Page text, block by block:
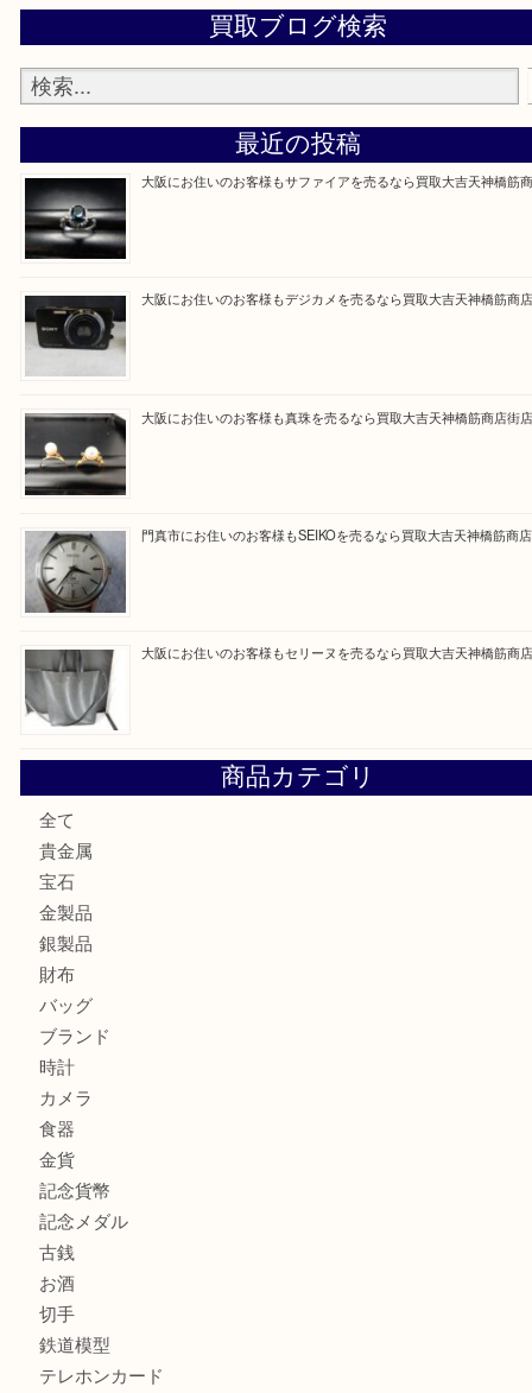
買取専門大吉の天神橋筋商店街店に来てよかったと
ただけるよう一点一点を丁寧に査定いたします。
Facebook
Twitter
Line
買取ブログ検索
最近の投稿
全て